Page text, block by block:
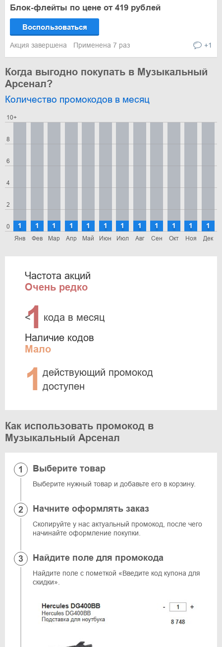
Блок-флейты по цене от 419 рублей
Воспользоваться
Акция завершена Применена 7 раз +1
Когда выгодно покупать в Музыкальный
Арсенал?
Количество промокодов в месяц
0
2
4
6
8
10+
Янв
1
Фев
1
Мар
1
Апр
1
Май
1
Июн
1
Июл
1
Авг
1
Сен
1
Окт
1
Ноя
1
Дек
1
Частота акций
Очень редко
<
1 кода в месяц
Наличие кодов
Мало
1 действующий промокод
доступен
Как использовать промокод в
Музыкальный Арсенал
Выберите товар
Выберите нужный товар и добавьте его в корзину.
Начните оформлять заказ
Скопируйте у нас актуальный промокод, после чего
начинайте оформление покупки.
Найдите поле для промокода
Найдите поле с пометкой «Введите код купона для
скидки».